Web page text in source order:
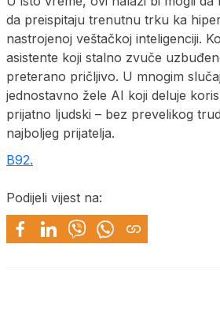
da preispitaju trenutnu trku ka
nastrojenoj veštačkoj inteligenciji.
asistente koji stalno zvuče
preterano pričljivo. U mnogim
jednostavno žele AI koji deluje
prijatno ljudski – bez prevelikog
najboljeg prijatelja.
B92.
Podijeli vijest na: